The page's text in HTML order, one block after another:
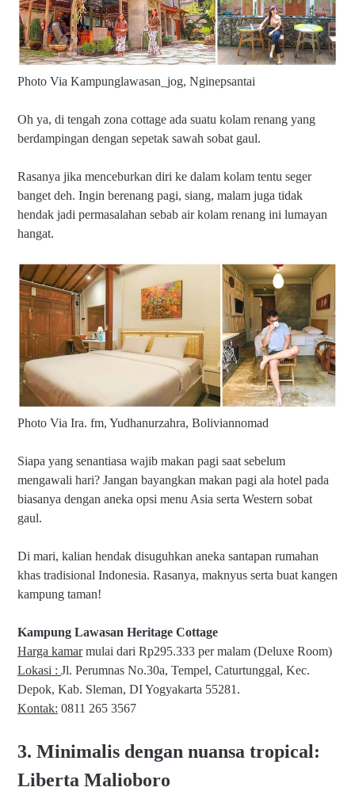
Photo Via Kampunglawasan_jog, Nginepsantai
Oh ya, di tengah zona cottage ada suatu kolam renang yang
berdampingan dengan sepetak sawah sobat gaul.
Rasanya jika menceburkan diri ke dalam kolam tentu seger
banget deh. Ingin berenang pagi, siang, malam juga tidak
hendak jadi permasalahan sebab air kolam renang ini lumayan
hangat.
Photo Via Ira. fm, Yudhanurzahra, Boliviannomad
Siapa yang senantiasa wajib makan pagi saat sebelum
mengawali hari? Jangan bayangkan makan pagi ala hotel pada
biasanya dengan aneka opsi menu Asia serta Western sobat
gaul.
Di mari, kalian hendak disuguhkan aneka santapan rumahan
khas tradisional Indonesia. Rasanya, maknyus serta buat kangen
kampung taman!
Kampung Lawasan Heritage Cottage
Harga kamarmulai dari Rp295.333 per malam (Deluxe Room)
Lokasi : Jl. Perumnas No.30a, Tempel, Caturtunggal, Kec.
Depok, Kab. Sleman, DI Yogyakarta 55281.
Kontak: 0811 265 3567
3. Minimalis dengan nuansa tropical:
Liberta Malioboro